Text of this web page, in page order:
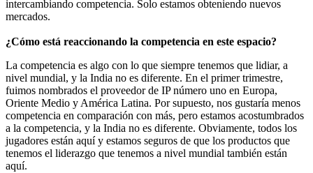
intercambiando competencia. Solo estamos obteniendo nuevos
mercados.
¿Cómo está reaccionando la competencia en este espacio?
La competencia es algo con lo que siempre tenemos que lidiar, a
nivel mundial, y la India no es diferente. En el primer trimestre,
fuimos nombrados el proveedor de IP número uno en Europa,
Oriente Medio y América Latina. Por supuesto, nos gustaría menos
competencia en comparación con más, pero estamos acostumbrados
a la competencia, y la India no es diferente. Obviamente, todos los
jugadores están aquí y estamos seguros de que los productos que
tenemos el liderazgo que tenemos a nivel mundial también están
aquí.